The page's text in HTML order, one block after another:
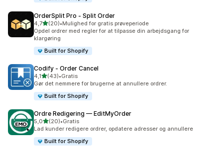
OrderSplit Pro ‑ Split Order
4,7ud af 5 stjerner
(20)
20 anmeldelser i alt
•Mulighed for gratis prøveperiode
Opdel ordrer med regler for at tilpasse din arbejdsgang for
klargøring
Built for Shopify
Codify ‑ Order Cancel
4,1ud af 5 stjerner
(43)
43 anmeldelser i alt
•Gratis
Gør det nemmere for brugerne at annullere ordrer.
Built for Shopify
Ordre Redigering — EditMyOrder
5,0ud af 5 stjerner
(20)
20 anmeldelser i alt
•Gratis
Lad kunder redigere ordrer, opdatere adresser og annullere
Built for Shopify